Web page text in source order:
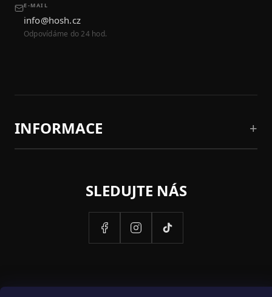
E-MAIL
info@hosh.cz
Odpovídáme do 24 hod.
INFORMACE
SLEDUJTE NÁS